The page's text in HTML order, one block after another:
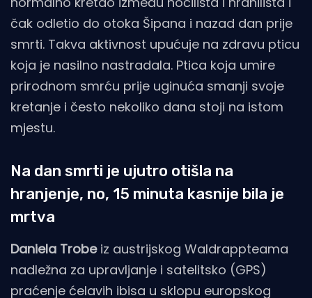
čak odletio do otoka Šipana i nazad dan prije
smrti. Takva aktivnost upućuje na zdravu pticu
koja je nasilno nastradala. Ptica koja umire
prirodnom smrću prije uginuća smanji svoje
kretanje i često nekoliko dana stoji na istom
mjestu.
Na dan smrti je ujutro otišla na
hranjenje, no, 15 minuta kasnije bila je
mrtva
Daniela Trobeiz austrijskog Waldrappteama
nadležna za upravljanje i satelitsko (GPS)
praćenje ćelavih ibisa u sklopu europskog